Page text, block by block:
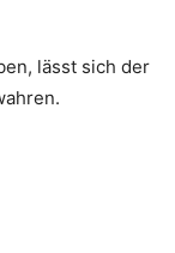
lässt sich der